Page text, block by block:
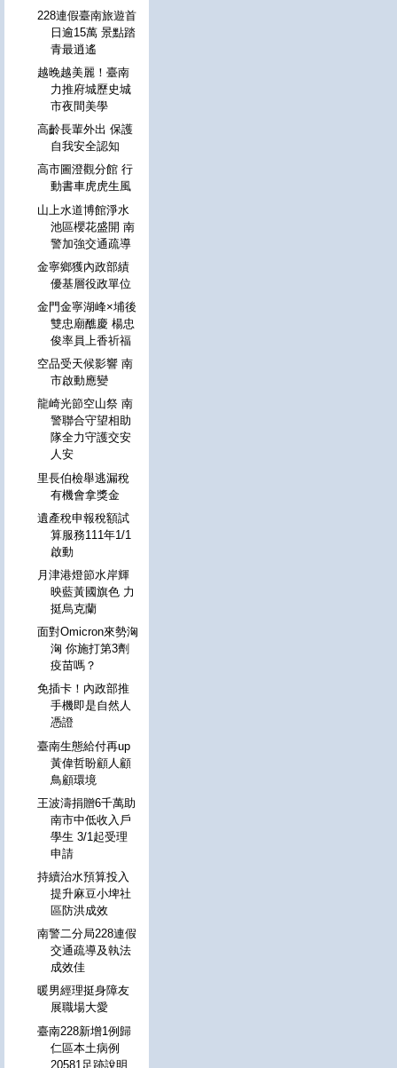
228連假臺南旅遊首
日逾15萬 景點踏
青最逍遙
越晚越美麗！臺南
力推府城歷史城
市夜間美學
高齡長輩外出 保護
自我安全認知
高市圖澄觀分館 行
動書車虎虎生風
山上水道博館淨水
池區櫻花盛開 南
警加強交通疏導
金寧鄉獲內政部績
優基層役政單位
金門金寧湖峰×埔後
雙忠廟醮慶 楊忠
俊率員上香祈福
空品受天候影響 南
市啟動應變
龍崎光節空山祭 南
警聯合守望相助
隊全力守護交安
人安
里長伯檢舉逃漏稅
有機會拿獎金
遺產稅申報稅額試
算服務111年1/1
啟動
月津港燈節水岸輝
映藍黃國旗色 力
挺烏克蘭
面對Omicron來勢洶
洶 你施打第3劑
疫苗嗎？
免插卡！內政部推
手機即是自然人
憑證
臺南生態給付再up
黃偉哲盼顧人顧
鳥顧環境
王波濤捐贈6千萬助
南市中低收入戶
學生 3/1起受理
申請
持續治水預算投入
提升麻豆小埤社
區防洪成效
南警二分局228連假
交通疏導及執法
成效佳
暖男經理挺身障友
展職場大愛
臺南228新增1例歸
仁區本土病例
20581足跡說明